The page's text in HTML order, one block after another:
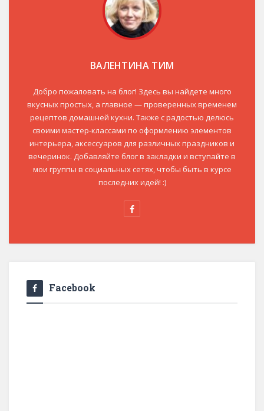
ВАЛЕНТИНА ТИМ
Добро пожаловать на блог! Здесь вы найдете много
вкусных простых, а главное — проверенных временем
рецептов домашней кухни. Также с радостью делюсь
своими мастер-классами по оформлению элементов
интерьера, аксессуаров для различных праздников и
вечеринок. Добавляйте блог в закладки и вступайте в
мои группы в социальных сетях, чтобы быть в курсе
последних идей! :)
Facebook